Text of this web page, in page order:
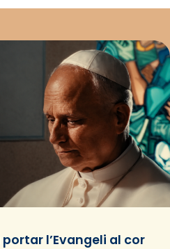
l’Evangeli al cor